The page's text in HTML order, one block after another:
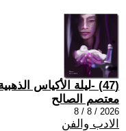
(47) -ليلة الأكياس الذهبية- سيرة سطو صنع الأساطير
معتصم الصالح
2026 / 8 / 8
الادب والفن